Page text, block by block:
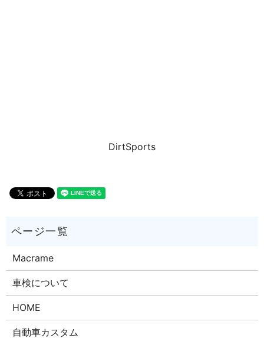
DirtSports
Macrame
車検について
HOME
自動車カスタム